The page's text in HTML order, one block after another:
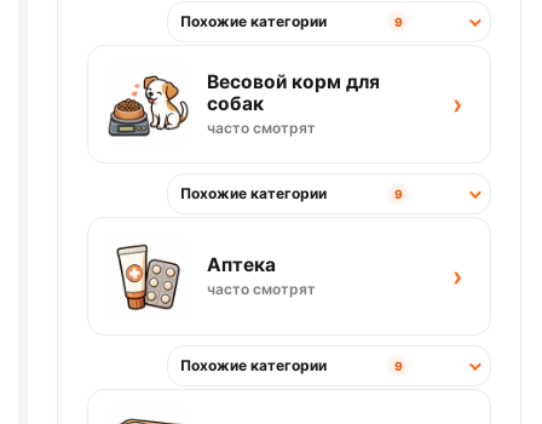
Похожие категории 9
Весовой корм для
собак
часто смотрят
›
Похожие категории 9
Аптека
часто смотрят ›
Похожие категории 9